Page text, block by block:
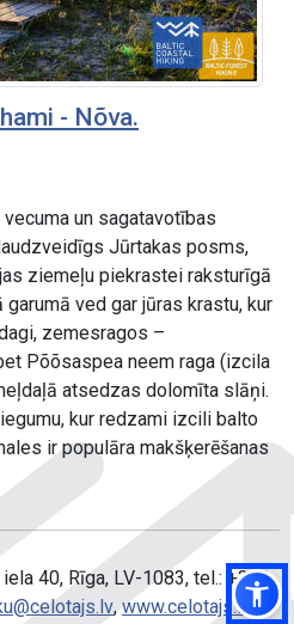
- Nõva.
un sagatavotības
Jūrtakas posms,
ziemeļu piekrastei raksturīgā
ved gar jūras krastu, kur
zemesragos –
Põõsaspea neem raga (izcila
atsedzas dolomīta slāņi.
kur redzami izcili balto
ir populāra makšķerēšanas
40, Rīga, LV-1083, tel.: +371
,www.celotajs.lv